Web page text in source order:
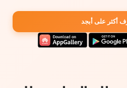
أكثر على أبجد